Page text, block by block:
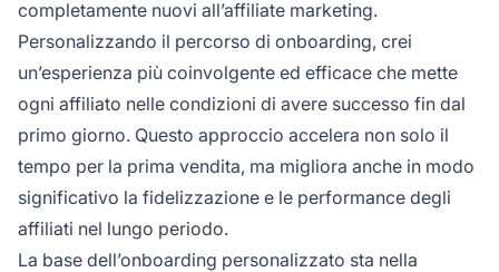
completamente nuovi all’affiliate marketing.
Personalizzando il percorso di onboarding, crei
un’esperienza più coinvolgente ed efficace che mette
ogni affiliato nelle condizioni di avere successo fin dal
primo giorno. Questo approccio accelera non solo il
tempo per la prima vendita, ma migliora anche in modo
significativo la fidelizzazione e le performance degli
affiliati nel lungo periodo.
La base dell’onboarding personalizzato sta nella